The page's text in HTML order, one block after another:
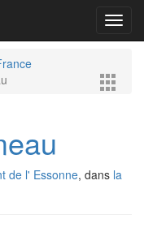
de l' Essonne, dans la